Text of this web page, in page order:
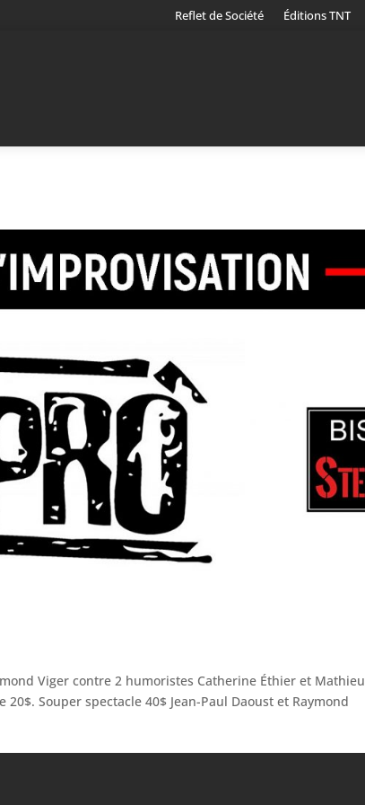
Reflet de Société Éditions TNT
Viger contre 2 humoristes Catherine Éthier et Mathieu
Souper spectacle 40$ Jean-Paul Daoust et Raymond